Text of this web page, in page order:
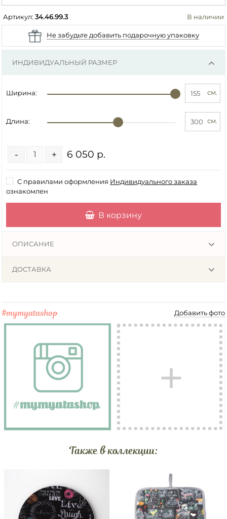
Артикул:34.46.99.3 В наличии
Не забудьте добавить подарочную упаковку
ИНДИВИДУАЛЬНЫЙ РАЗМЕР
Ширина: см.
Длина: см.
- + 6 050 р.
С правилами оформления Индивидуального заказа
ознакомлен
В корзину
ОПИСАНИЕ
ДОСТАВКА
#mymyatashop Добавить фото
Также в коллекции: